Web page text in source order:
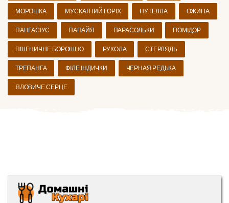
МОРОШКА МУСКАТНИЙ ГОРІХ НУТЕЛЛА ОЖИНА
ПАНГАСІУС ПАПАЙЯ ПАРАСОЛЬКИ ПОМІДОР
ПШЕНИЧНЕ БОРОШНО РУКОЛА СТЕРЛЯДЬ
ТРЕПАНГА ФІЛЕ ІНДИЧКИ ЧЕРНАЯ РЕДЬКА
ЯЛОВИЧЕ СЕРЦЕ